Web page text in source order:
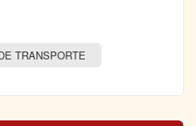
TRANSPORTE